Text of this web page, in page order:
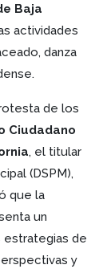
Baja
actividades
danza
de los
Ciudadano
, el titular
(DSPM),
que la
un
de
y